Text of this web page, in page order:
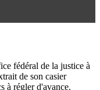
fédéral de la justice à
de son casier
à régler d'avance.